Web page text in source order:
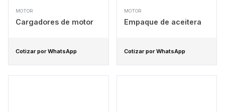
MOTOR
Cargadores de motor
Cotizar por WhatsApp
MOTOR
Empaque de aceitera
Cotizar por WhatsApp